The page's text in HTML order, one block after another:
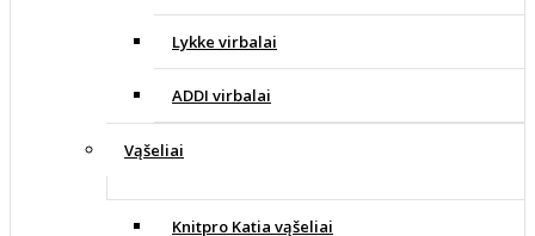
Lykke virbalai
ADDI virbalai
Vąšeliai
Knitpro Katia vąšeliai